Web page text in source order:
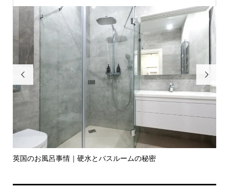

英国のお風呂事情｜硬水とバスルームの秘密
